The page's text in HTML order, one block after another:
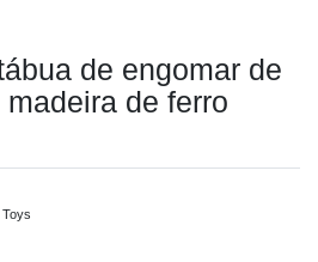
de engomar de
de ferro